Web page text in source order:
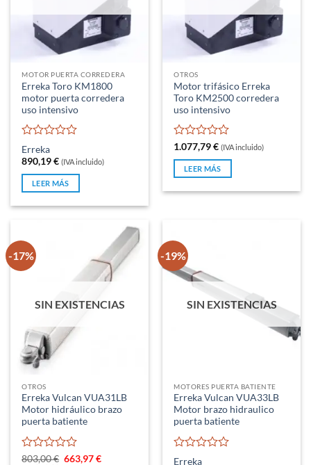
MOTOR PUERTA CORREDERA
Erreka Toro KM1800
motor puerta corredera
uso intensivo
Valorado
con
0
de
5
Erreka
890,19€ (IVA incluido)
LEER MÁS
OTROS
Motor trifásico Erreka
Toro KM2500 corredera
uso intensivo
Valorado
con
de
5
1.077,79€ (IVA incluido)
LEER MÁS
-17%
SIN EXISTENCIAS
OTROS
Erreka Vulcan VUA31LB
Motor hidráulico brazo
puerta batiente
Valorado
803,00€ El
663,97€El
-19%
SIN EXISTENCIAS
MOTORES PUERTA BATIENTE
Erreka Vulcan VUA33LB
Motor brazo hidraulico
puerta batiente
Valorado
Erreka